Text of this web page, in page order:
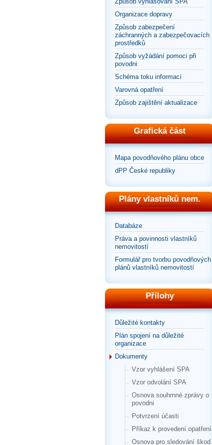
Organizace dopravy
Způsob zabezpečení
záchranných a zabezpečovacích
prostředků
Způsob vyžádání pomoci při
povodni
Schéma toku informací
Varovná opatření
Způsob zajištění aktualizace
Grafická část
Mapa povodňového plánu obce
dPP České republiky
Plány vlastníků nem.
Databáze
Práva a povinnosti vlastníků
nemovitostí
Formulář pro tvorbu povodňových
plánů vlastníků nemovitostí
Přílohy
Důležité kontakty
Plán spojení na důležité
organizace
Dokumenty
Vzor vyhlášení SPA
Vzor odvolání SPA
Osnova souhrnné zprávy o
povodni
Potvrzení účasti
Příkaz k provedení opatření
Osnova pro sledování škod